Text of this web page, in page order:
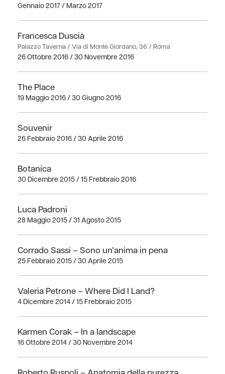
Gennaio 2017 / Marzo 2017
Francesca Duscià
Palazzo Taverna / Via di Monte Giordano, 36 / Roma
26 Ottobre 2016 / 30 Novembre 2016
The Place
19 Maggio 2016 / 30 Giugno 2016
Souvenir
26 Febbraio 2016 / 30 Aprile 2016
Botanica
30 Dicembre 2015 / 15 Frebbraio 2016
Luca Padroni
28 Maggio 2015 / 31 Agosto 2015
Corrado Sassi – Sono un’anima in pena
25 Febbraio 2015 / 30 Aprile 2015
Valeria Petrone – Where Did I Land?
4 Dicembre 2014 / 15 Frebbraio 2015
Karmen Corak – In a landscape
16 Ottobre 2014 / 30 Novembre 2014